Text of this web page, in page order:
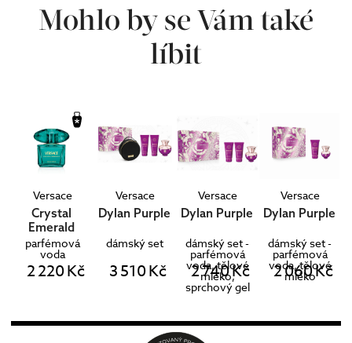
Mohlo by se Vám také
líbit
Versace
Crystal
Emerald
parfémová
voda
2 220 Kč
Versace
Dylan Purple
dámský set
3 510 Kč
Versace
Dylan Purple
dámský set -
parfémová
voda, tělové
mléko,
sprchový gel
2 740 Kč
Versace
Dylan Purple
dámský set -
parfémová
voda, tělové
mléko
2 060 Kč